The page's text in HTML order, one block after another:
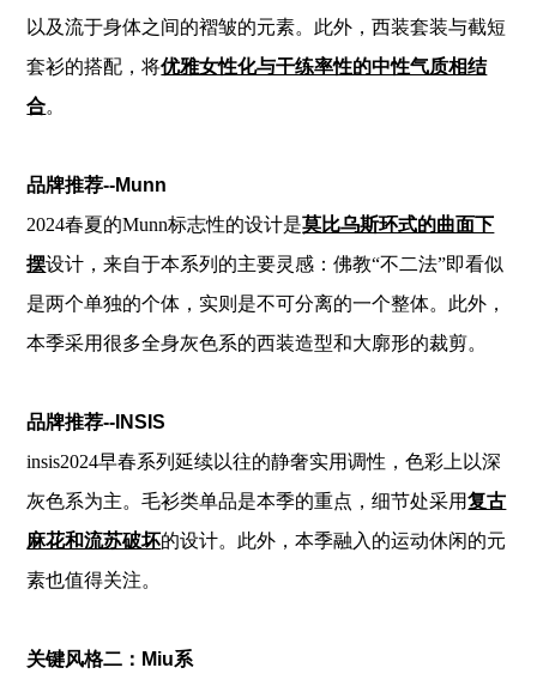
以及流于身体之间的褶皱的元素。此外，西装套装与截短
套衫的搭配，将优雅女性化与干练率性的中性气质相结
合。
品牌推荐--Munn
2024春夏的Munn标志性的设计是莫比乌斯环式的曲面下
摆设计，来自于本系列的主要灵感：佛教“不二法”即看似
是两个单独的个体，实则是不可分离的一个整体。此外，
本季采用很多全身灰色系的西装造型和大廓形的裁剪。
品牌推荐--INSIS
insis2024早春系列延续以往的静奢实用调性，色彩上以深
灰色系为主。毛衫类单品是本季的重点，细节处采用复古
麻花和流苏破坏的设计。此外，本季融入的运动休闲的元
素也值得关注。
关键风格二：Miu系